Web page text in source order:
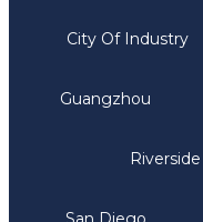
City Of Industry
Guangzhou
Riverside